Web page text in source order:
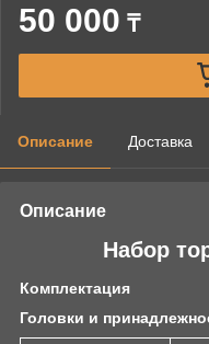
50 000 ₸
Описание Доставка
Описание
Набор
Комплектация
Головки и